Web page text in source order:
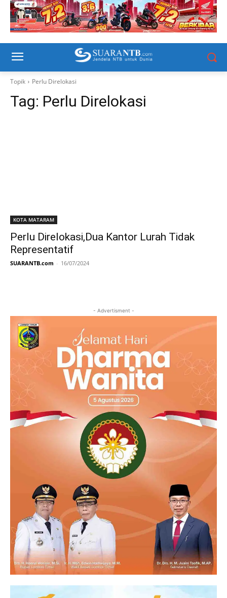
Topik Perlu Direlokasi
Tag: Perlu Direlokasi
KOTA MATARAM
Perlu Direlokasi,Dua Kantor Lurah Tidak
Representatif
SUARANTB.com - 16/07/2024
- Advertisment -